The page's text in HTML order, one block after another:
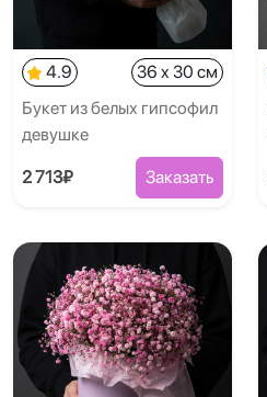
4.9
36 x 30 см
Букет из белых гипсофил
девушке
2 713₽ Заказать